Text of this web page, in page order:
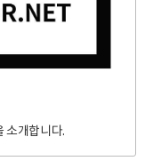
소개합니다.